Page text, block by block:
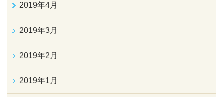
2019年4月
2019年3月
2019年2月
2019年1月